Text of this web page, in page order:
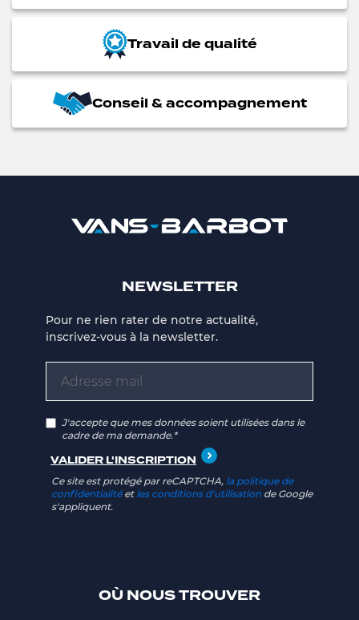
Travail de qualité
Conseil & accompagnement
OÙ NOUS TROUVER
NEWSLETTER
Pour ne rien rater de notre actualité,
inscrivez-vous à la newsletter.
J'accepte que mes données soient utilisées dans le
cadre de ma demande.*
Ce site est protégé par reCAPTCHA, la politique de
confidentialitéet les conditions d'utilisation de Google
s'appliquent.